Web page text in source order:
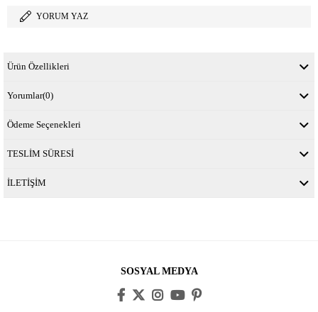
YORUM YAZ
Ürün Özellikleri
Yorumlar(0)
Ödeme Seçenekleri
TESLİM SÜRESİ
İLETİŞİM
SOSYAL MEDYA